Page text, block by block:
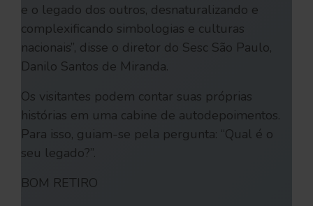
e o legado dos outros, desnaturalizando e
complexificando simbologias e culturas
nacionais”, disse o diretor do Sesc São Paulo,
Danilo Santos de Miranda.
Os visitantes podem contar suas próprias
histórias em uma cabine de autodepoimentos.
Para isso, guiam-se pela pergunta: “Qual é o
seu legado?”.
BOM RETIRO